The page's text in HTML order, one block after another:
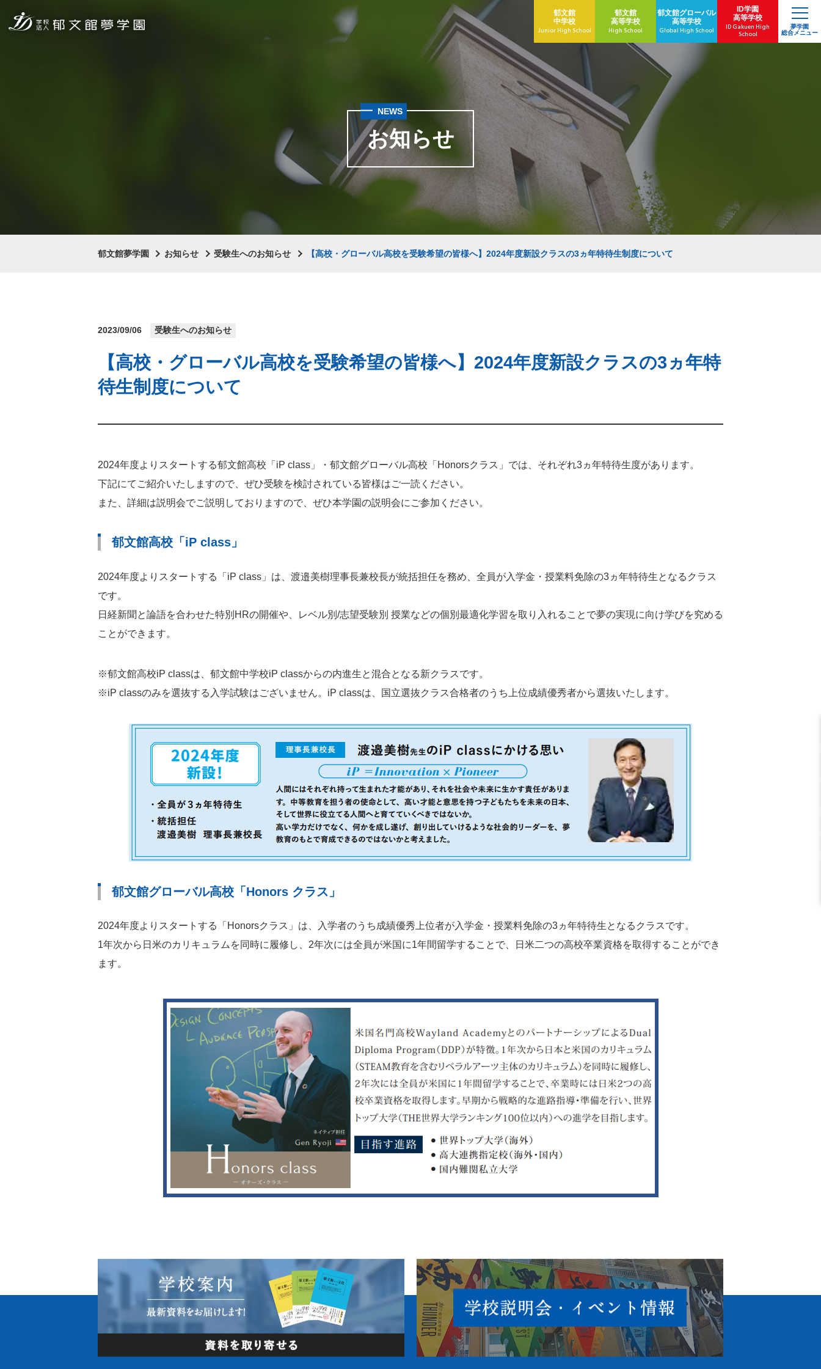
郁文館
中学校
Junior High School
郁文館
高等学校
High School
郁文館グローバル
高等学校
Global High School
ID学園
高等学校
ID Gakuen High
School
夢学園
総合メニュー
お知らせ
NEWS
郁文館夢学園 お知らせ 受験生へのお知らせ 【高校・グローバル高校を受験希望の皆様へ】2024年度新設クラスの3ヵ年特待生制度について
2023/09/06 受験生へのお知らせ
【高校・グローバル高校を受験希望の皆様へ】2024年度新設クラスの3ヵ年特
待生制度について
2024年度よりスタートする郁文館高校「iP class」・郁文館グローバル高校「Honorsクラス」では、それぞれ3ヵ年特待生度があります。
下記にてご紹介いたしますので、ぜひ受験を検討されている皆様はご一読ください。
また、詳細は説明会でご説明しておりますので、ぜひ本学園の説明会にご参加ください。
郁文館高校「iP class」
2024年度よりスタートする「iP class」は、渡邉美樹理事長兼校長が統括担任を務め、全員が入学金・授業料免除の3ヵ年特待生となるクラス
です。
日経新聞と論語を合わせた特別HRの開催や、レベル別/志望受験別 授業などの個別最適化学習を取り入れることで夢の実現に向け学びを究める
ことができます。
※郁文館高校iP classは、郁文館中学校iP classからの内進生と混合となる新クラスです。
※iP classのみを選抜する入学試験はございません。iP classは、国立選抜クラス合格者のうち上位成績優秀者から選抜いたします。
郁文館グローバル高校「Honors クラス」
2024年度よりスタートする「Honorsクラス」は、入学者のうち成績優秀上位者が入学金・授業料免除の3ヵ年特待生となるクラスです。
1年次から日米のカリキュラムを同時に履修し、2年次には全員が米国に1年間留学することで、日米二つの高校卒業資格を取得することができ
ます。